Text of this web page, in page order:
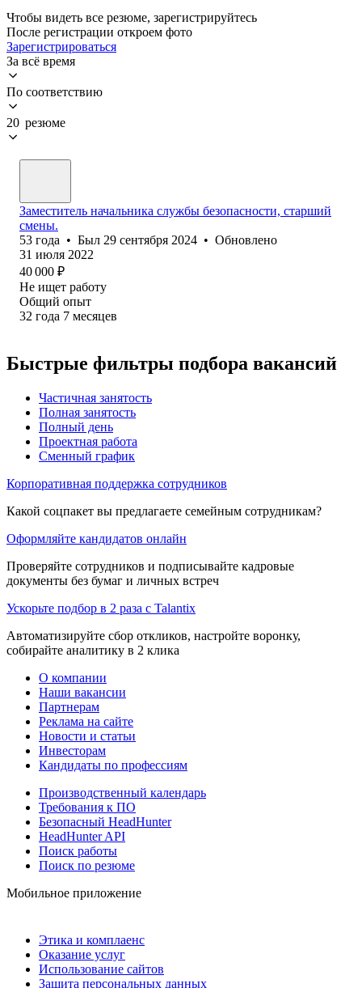
Чтобы видеть все резюме, зарегистрируйтесь
После регистрации откроем фото
Зарегистрироваться
За всё время
По соответствию
20 резюме
Заместитель начальника службы безопасности, старший
смены.
53 года • Был 29 сентября 2024 • Обновлено
31 июля 2022
40 000 ₽
Не ищет работу
Общий опыт
32 года 7 месяцев
Быстрые фильтры подбора вакансий
Частичная занятость
Полная занятость
Полный день
Проектная работа
Сменный график
Корпоративная поддержка сотрудников
Какой соцпакет вы предлагаете семейным сотрудникам?
Оформляйте кандидатов онлайн
Проверяйте сотрудников и подписывайте кадровые
документы без бумаг и личных встреч
Ускорьте подбор в 2 раза с Talantix
Автоматизируйте сбор откликов, настройте воронку,
собирайте аналитику в 2 клика
О компании
Наши вакансии
Партнерам
Реклама на сайте
Новости и статьи
Инвесторам
Кандидаты по профессиям
Производственный календарь
Требования к ПО
Безопасный HeadHunter
HeadHunter API
Поиск работы
Поиск по резюме
Мобильное приложение
Этика и комплаенс
Оказание услуг
Использование сайтов
Защита персональных данных